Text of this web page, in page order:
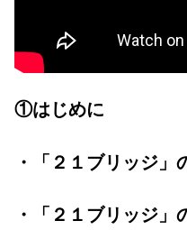
①はじめに
・「２１ブリッジ」
・「２１ブリッジ」